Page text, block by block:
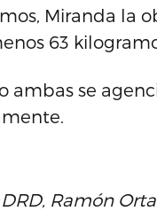
Miranda la
63
ambas se
Ramón